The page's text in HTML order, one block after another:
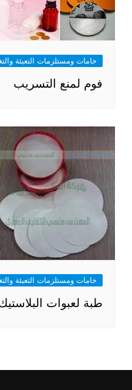
خامات ومستلزمات التعبئة
فوم لمنع التسريب
خامات ومستلزمات التعبئة
طبة لعبوات